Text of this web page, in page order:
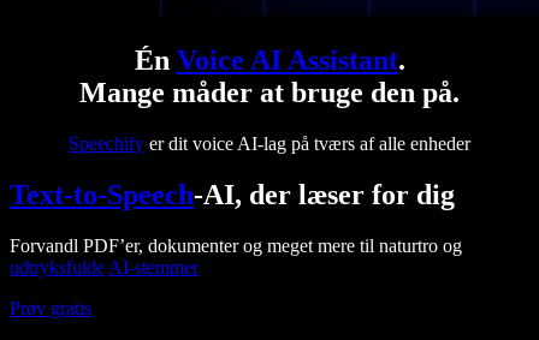
Én Voice AI Assistant.
Mange måder at bruge den på.
Speechify er dit voice AI-lag på tværs af alle enheder
Text-to-Speech-AI, der læser for dig
Forvandl PDF’er, dokumenter og meget mere til naturtro og
udtryksfulde AI-stemmer
Prøv gratis